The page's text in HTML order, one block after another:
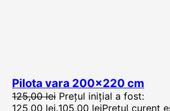
Pilota vara 200×220 cm
125,00lei Prețul inițial a fost:
125,00 lei.105,00 leiPrețul curent